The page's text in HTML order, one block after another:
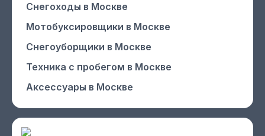
Снегоходы в Москве
Мотобуксировщики в Москве
Снегоуборщики в Москве
Техника с пробегом в Москве
Аксессуары в Москве